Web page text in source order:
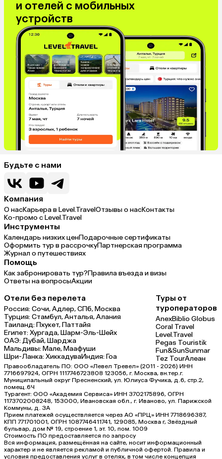
и отелей с мобильных
устройств
Будьте с нами
Компания
О насКарьера в Level.TravelОтзывы о насКонтакты
Ко-промо с Level.Travel
Инструменты
Календарь низких ценПодарочные сертификаты
Оформить тур в рассрочкуПартнерская программа
Журнал о путешествиях
Помощь
Как забронировать тур?Правила въезда и визы
Ответы на вопросыАкции
Отели без перелета
Россия:Сочи,Адлер,СПб,Москва
Турция:Стамбул,Анталья,Алания
Таиланд:Пхукет,Паттайя
Египет:Хургада,Шарм-Эль-Шейх
ОАЭ:Дубай,Шарджа
Мальдивы:Мале,Маафуши
Шри-Ланка:ХиккадуваИндия:Гоа
Туры от
туроператоров
AnexBiblio Globus
Coral Travel
Level.Travel
Pegas Touristik
Fun&SunSunmar
Tez TourАлеан
Правообладатель ПО: ООО «Левел Тревел» (2011 - 2026) ИНН
7716697924, ОГРН 1117746723808 123056, г. Москва, вн.тер.г.
Муниципальный округ Пресненский, ул. Юлиуса Фучика, д.6, стр.2,
помещ.6Ч
Турагент: ООО «Академия Сервиса» ИНН 3702175896, ОГРН
1173702008248, 153000, Ивановская обл., г. Иваново, ул. Парижской
Коммуны, д. ЗА
Прием платежей осуществляется через АО «ПРЦ» ИНН 7718696387,
КПП 771701001, ОГРН 1087746411741, 129085, Москва г, Звёздный
бульвар, дом № 19, строение 1, эт. 10, пом. 1009
Стоимость ПО предоставляется по запросу
Вся информация, размещённая на сайте, носит информационный
характер и не является рекламой и публичной офертой. Правила и
условия предоставления услуг в отелях, в том числе концепция